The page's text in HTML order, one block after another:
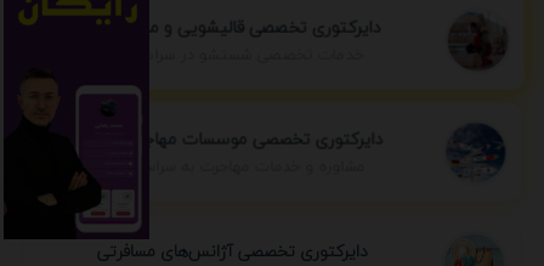
دایرکتوری تخصصی قالیشویی و مبل شویی
دایرکتوری تخصصی موسسات مهاجرتی ایران
مشاوره و خدمات مهاجرت به سراسر جهان
دایرکتوری تخصصی آژانس‌های مسافرتی